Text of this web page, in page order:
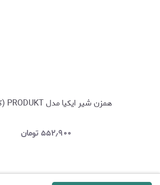
همزن شیر ایکیا مدل PRODUKT (کفساز)
۵۵۲٫۹۰۰تومان